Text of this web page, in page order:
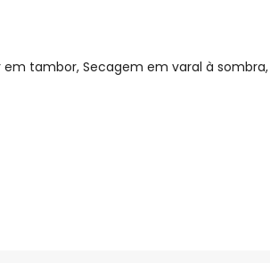
tambor, Secagem em varal à